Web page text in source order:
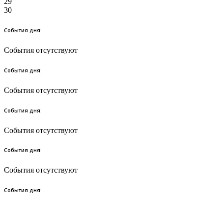
30
События дня:
События отсутствуют
События дня:
События отсутствуют
События дня:
События отсутствуют
События дня:
События отсутствуют
События дня: